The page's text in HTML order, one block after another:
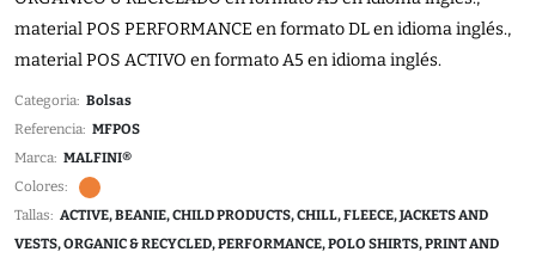
material POS PERFORMANCE en formato DL en idioma inglés.,
material POS ACTIVO en formato A5 en idioma inglés.
Categoria: Bolsas
Referencia: MFPOS
Marca: MALFINI®
Colores:
Tallas: ACTIVE, BEANIE, CHILD PRODUCTS, CHILL, FLEECE, JACKETS AND
VESTS, ORGANIC & RECYCLED, PERFORMANCE, POLO SHIRTS, PRINT AND